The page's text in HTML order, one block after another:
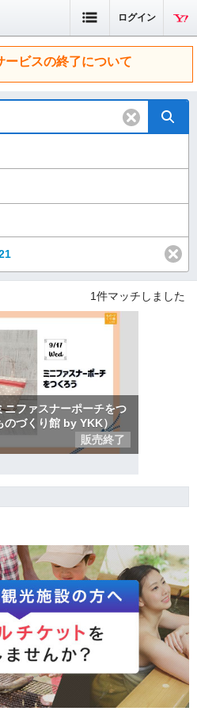
ログイン
ービスの終了について
1件マッチしました
ニファスナーポーチをつ
のづくり館 by YKK）
販売終了